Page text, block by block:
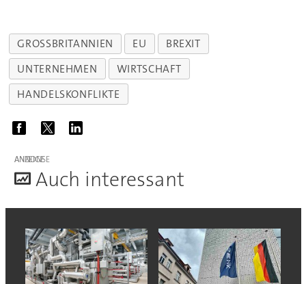
GROSSBRITANNIEN EU
BREXIT
UNTERNEHMEN
WIRTSCHAFT
HANDELSKONFLIKTE
ANZEIGE
Auch interessant